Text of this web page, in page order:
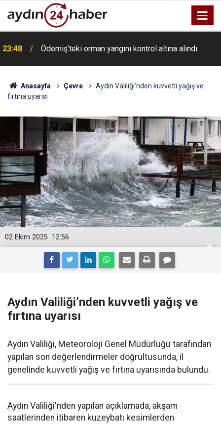
23:48 Ödemiş’teki orman yangını kontrol altına alındı
Anasayfa Çevre
Aydın Valiliği’nden kuvvetli yağış ve
fırtına uyarısı
12:56
02 Ekim 2025
Aydın Valiliği’nden kuvvetli yağış ve
fırtına uyarısı
Aydın Valiliği, Meteoroloji Genel Müdürlüğü tarafından
yapılan son değerlendirmeler doğrultusunda, il
genelinde kuvvetli yağış ve fırtına uyarısında bulundu.
Aydın Valiliği'nden yapılan açıklamada, akşam
saatlerinden itibaren kuzeybatı kesimlerden